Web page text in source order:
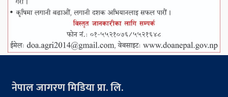
नेपाल जागरण मिडिया प्रा. लि.